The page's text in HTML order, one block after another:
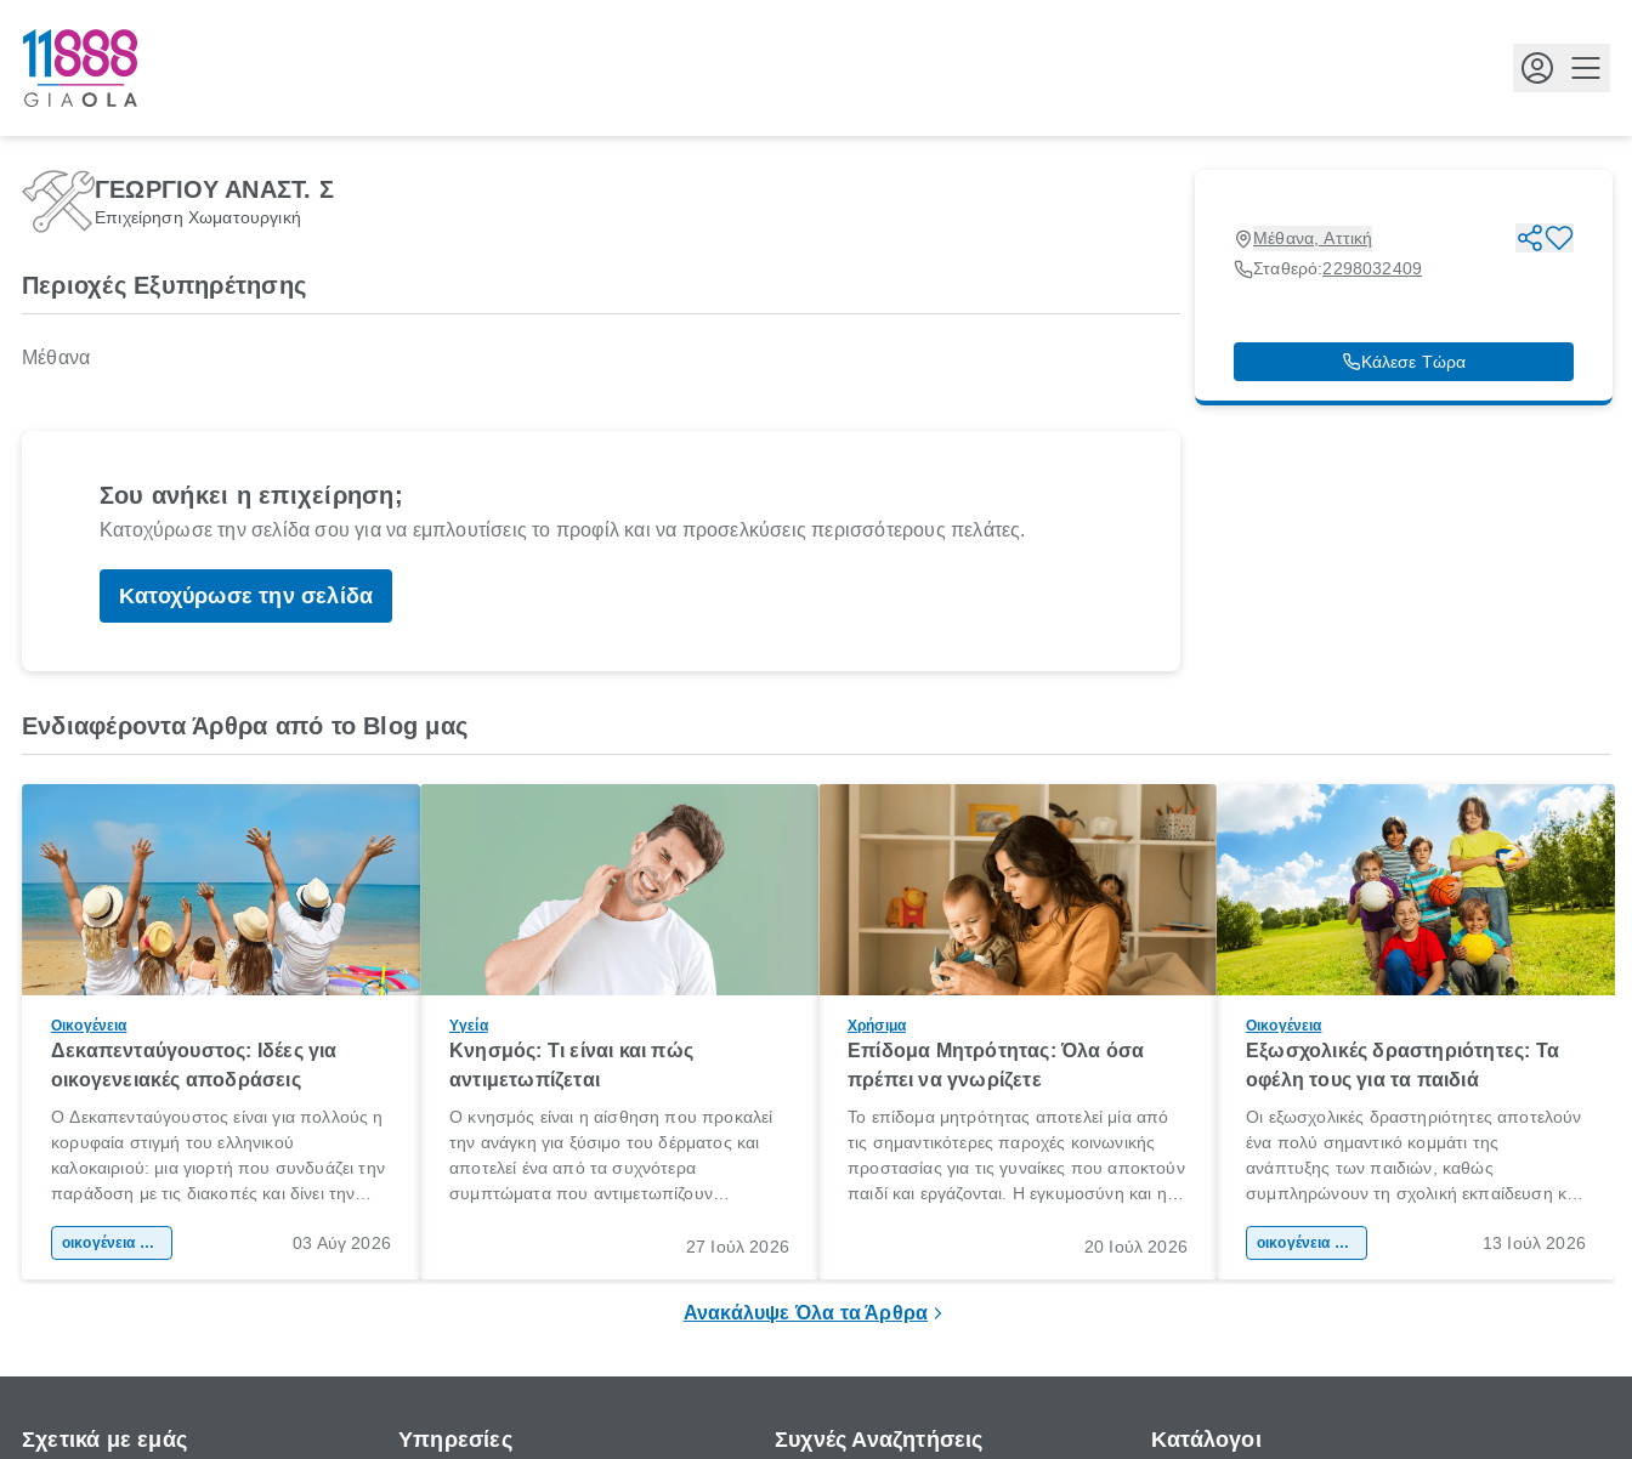
ΓΕΩΡΓΙΟΥ ΑΝΑΣΤ. Σ
Επιχείρηση Χωματουργική
Μέθανα, Αττική
Σταθερό:2298032409
Κάλεσε Τώρα
Περιοχές Εξυπηρέτησης
Μέθανα
Σου ανήκει η επιχείρηση;
Κατοχύρωσε την σελίδα σου για να εμπλουτίσεις το προφίλ και να προσελκύσεις περισσότερους πελάτες.
Κατοχύρωσε την σελίδα
Ενδιαφέροντα Άρθρα από το Blog μας
Οικογένεια
Δεκαπενταύγουστος: Ιδέες για
οικογενειακές αποδράσεις
Ο Δεκαπενταύγουστος είναι για πολλούς η
κορυφαία στιγμή του ελληνικού
καλοκαιριού: μια γιορτή που συνδυάζει την
παράδοση με τις διακοπές και δίνει την
χώρας. Είτε πρόκειται για λίγες μέρες
οικογένεια & παιδί 03 Αύγ 2026
Υγεία
Κνησμός: Τι είναι και πώς
αντιμετωπίζεται
Ο κνησμός είναι η αίσθηση που προκαλεί
την ανάγκη για ξύσιμο του δέρματος και
αποτελεί ένα από τα συχνότερα
συμπτώματα που αντιμετωπίζουν
πληροφορίες για το «κνησμός τι είναι»,
27 Ιούλ 2026
Χρήσιμα
Επίδομα Μητρότητας: Όλα όσα
πρέπει να γνωρίζετε
Το επίδομα μητρότητας αποτελεί μία από
τις σημαντικότερες παροχές κοινωνικής
προστασίας για τις γυναίκες που αποκτούν
παιδί και εργάζονται. Η εγκυμοσύνη και η
σημαντική περίοδος στη ζωή κάθε20 Ιούλ 2026
Οικογένεια
Εξωσχολικές δραστηριότητες: Τα
οφέλη τους για τα παιδιά
Οι εξωσχολικές δραστηριότητες αποτελούν
ένα πολύ σημαντικό κομμάτι της
ανάπτυξης των παιδιών, καθώς
συμπληρώνουν τη σχολική εκπαίδευση και
της προσωπικότητας, της κοινωνικότητας
οικογένεια & παιδί 13 Ιούλ 2026
Ανακάλυψε Όλα τα Άρθρα
Σχετικά με εμάς Υπηρεσίες Συχνές Αναζητήσεις Κατάλογοι